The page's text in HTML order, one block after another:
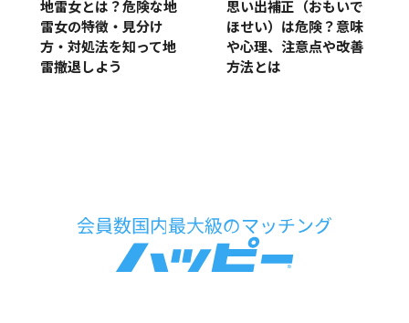
地雷女とは？危険な地
雷女の特徴・見分け
方・対処法を知って地
雷撤退しよう
思い出補正（おもいで
ほせい）は危険？意味
や心理、注意点や改善
方法とは